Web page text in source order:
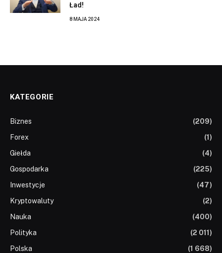
Ład!
8 MAJA 2024
KATEGORIE
Biznes
(209)
Forex
(1)
Giełda
(4)
Gospodarka
(225)
Inwestycje
(47)
Kryptowaluty
(2)
Nauka
(400)
Polityka
(2 011)
Polska
(1 668)